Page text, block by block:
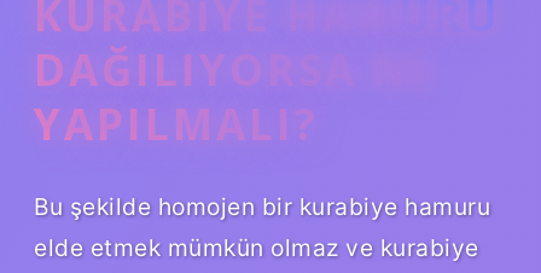
KURABIYE HAMURU
DAĞILIYORSA NE
YAPILMALI?
Bu şekilde homojen bir kurabiye hamuru
elde etmek mümkün olmaz ve kurabiye